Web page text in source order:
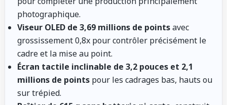
photographique.
Viseur OLED de 3,69 millions de pointsavec
grossissement 0,8x pour contrôler précisément le
cadre et la mise au point.
Écran tactile inclinable de 3,2 pouces et 2,1
millions de points pour les cadrages bas, hauts ou
sur trépied.